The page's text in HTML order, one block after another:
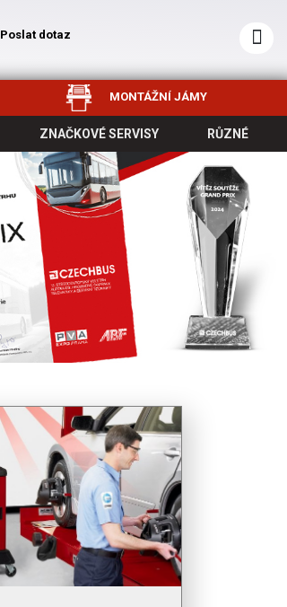
Poslat dotaz
MONTÁŽNÍ JÁMY
ZNAČKOVÉ SERVISY RŮZNÉ